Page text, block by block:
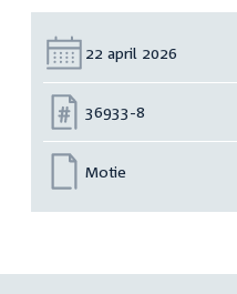
Datum:
22 april 2026
Nummer:
36933-8
Motie